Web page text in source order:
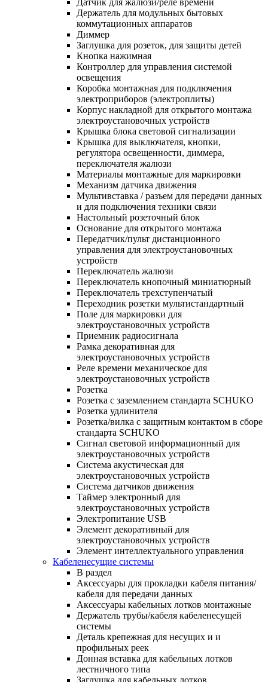
Держатель для модульных бытовых
коммутационных аппаратов
Диммер
Заглушка для розеток, для защиты детей
Кнопка нажимная
Контроллер для управления системой
освещения
Коробка монтажная для подключения
электроприборов (электроплиты)
Корпус накладной для открытого монтажа
электроустановочных устройств
Крышка блока световой сигнализации
Крышка для выключателя, кнопки,
регулятора освещенности, диммера,
переключателя жалюзи
Материалы монтажные для маркировки
Механизм датчика движения
Мультивставка / разъем для передачи данных
и для подключения техники связи
Настольный розеточный блок
Основание для открытого монтажа
Передатчик/пульт дистанционного
управления для электроустановочных
устройств
Переключатель жалюзи
Переключатель кнопочный миниатюрный
Переключатель трехступенчатый
Переходник розетки мультистандартный
Поле для маркировки для
электроустановочных устройств
Приемник радиосигнала
Рамка декоративная для
электроустановочных устройств
Реле времени механическое для
электроустановочных устройств
Розетка
Розетка с заземлением стандарта SCHUKO
Розетка удлинителя
Розетка/вилка с защитным контактом в сборе
стандарта SCHUKO
Сигнал световой информационный для
электроустановочных устройств
Система акустическая для
электроустановочных устройств
Система датчиков движения
Таймер электронный для
электроустановочных устройств
Электропитание USB
Элемент декоративный для
электроустановочных устройств
Элемент интеллектуального управления
Кабеленесущие системы
В раздел
Аксессуары для прокладки кабеля питания/
кабеля для передачи данных
Аксессуары кабельных лотков монтажные
Держатель трубы/кабеля кабеленесущей
системы
Деталь крепежная для несущих и и
профильных реек
Донная вставка для кабельных лотков
лестничного типа
Заглушка для кабельных лотков